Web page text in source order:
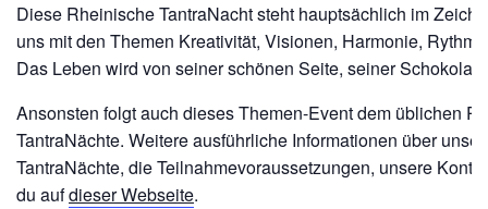
Diese Rheinische TantraNacht steht hauptsächlich im
uns mit den Themen Kreativität, Visionen, Harmonie,
Das Leben wird von seiner schönen Seite, seiner
Ansonsten folgt auch dieses Themen-Event dem üblichen
TantraNächte. Weitere ausführliche Informationen über
TantraNächte, die Teilnahmevoraussetzungen, unsere
du aufdieser Webseite.